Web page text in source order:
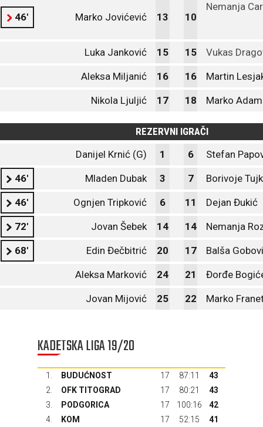
46' Marko Jovićević 13 10
Nemanja
Luka Janković 15 15 Vukas
Aleksa Miljanić 16 16 Martin
Nikola Ljuljić 17 18 Marko
REZERVNI IGRAČI
Danijel Krnić (G)
1 6 Stefan
46' Mladen Dubak 3 7 Borivoje
46' Ognjen Tripković 6 11 Dejan Đukić
72' Jovan Šebek 14 14 Nemanja
68' Edin Đečbitrić 20 17 Balša
Aleksa Marković 24 21 Đorđe
Jovan Mijović 25 22 Marko
KADETSKA LIGA 19/20
1. BUDUĆNOST 17 87:11
43
2.
OFK TITOGRAD 17 80:21
43
3.
PODGORICA 17 100:16
42
4.
KOM 17 52:15
41